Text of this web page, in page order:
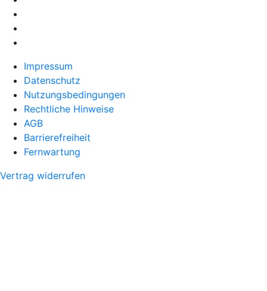
Impressum
Datenschutz
Nutzungsbedingungen
Rechtliche Hinweise
AGB
Barrierefreiheit
Fernwartung
Vertrag widerrufen